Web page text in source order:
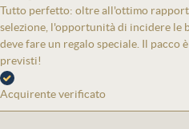
Tutto perfetto: oltre all'ottimo
selezione, l'opportunità di incidere le
deve fare un regalo speciale. Il pacco
previsti!
Acquirente verificato